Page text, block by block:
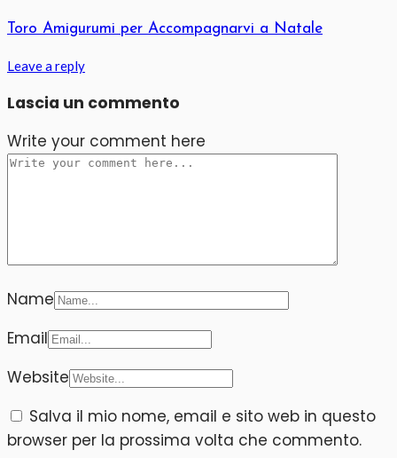
Toro Amigurumi per Accompagnarvi a Natale
Leave a reply
Lascia un commento
Write your comment here
Name
Email
Website
Salva il mio nome, email e sito web in questo
browser per la prossima volta che commento.